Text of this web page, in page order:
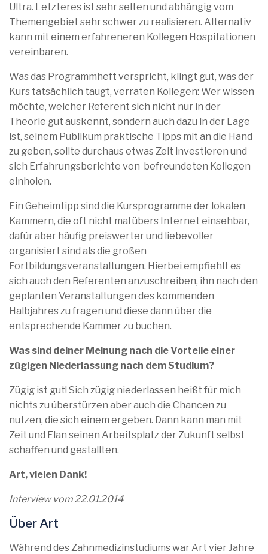
Ultra. Letzteres ist sehr selten und abhängig vom
Themengebiet sehr schwer zu realisieren. Alternativ
kann mit einem erfahreneren Kollegen Hospitationen
vereinbaren.
Was das Programmheft verspricht, klingt gut, was der
Kurs tatsächlich taugt, verraten Kollegen: Wer wissen
möchte, welcher Referent sich nicht nur in der
Theorie gut auskennt, sondern auch dazu in der Lage
ist, seinem Publikum praktische Tipps mit an die Hand
zu geben, sollte durchaus etwas Zeit investieren und
sich Erfahrungsberichte von befreundeten Kollegen
einholen.
Ein Geheimtipp sind die Kursprogramme der lokalen
Kammern, die oft nicht mal übers Internet einsehbar,
dafür aber häufig preiswerter und liebevoller
organisiert sind als die großen
Fortbildungsveranstaltungen. Hierbei empfiehlt es
sich auch den Referenten anzuschreiben, ihn nach den
geplanten Veranstaltungen des kommenden
Halbjahres zu fragen und diese dann über die
entsprechende Kammer zu buchen.
Was sind deiner Meinung nach die Vorteile einer
zügigen Niederlassung nach dem Studium?
Zügig ist gut! Sich zügig niederlassen heißt für mich
nichts zu überstürzen aber auch die Chancen zu
nutzen, die sich einem ergeben. Dann kann man mit
Zeit und Elan seinen Arbeitsplatz der Zukunft selbst
schaffen und gestallten.
Art, vielen Dank!
Interview vom 22.01.2014
Über Art
Während des Zahnmedizinstudiums war Art vier Jahre